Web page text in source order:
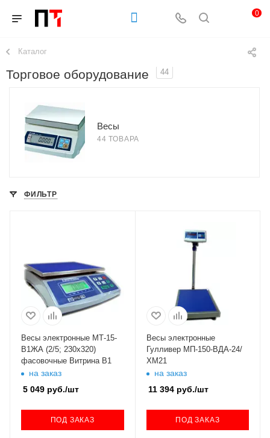
0
Каталог
Торговое оборудование 44
Весы
44 ТОВАРА
ФИЛЬТР
Весы электронные МТ-15-
В1ЖА (2/5; 230х320)
фасовочные Витрина В1
на заказ
5 049 руб./шт
ПОД ЗАКАЗ
Весы электронные
Гулливер МП-150-ВДА-24/
ХМ21
на заказ
11 394руб./шт
ПОД ЗАКАЗ